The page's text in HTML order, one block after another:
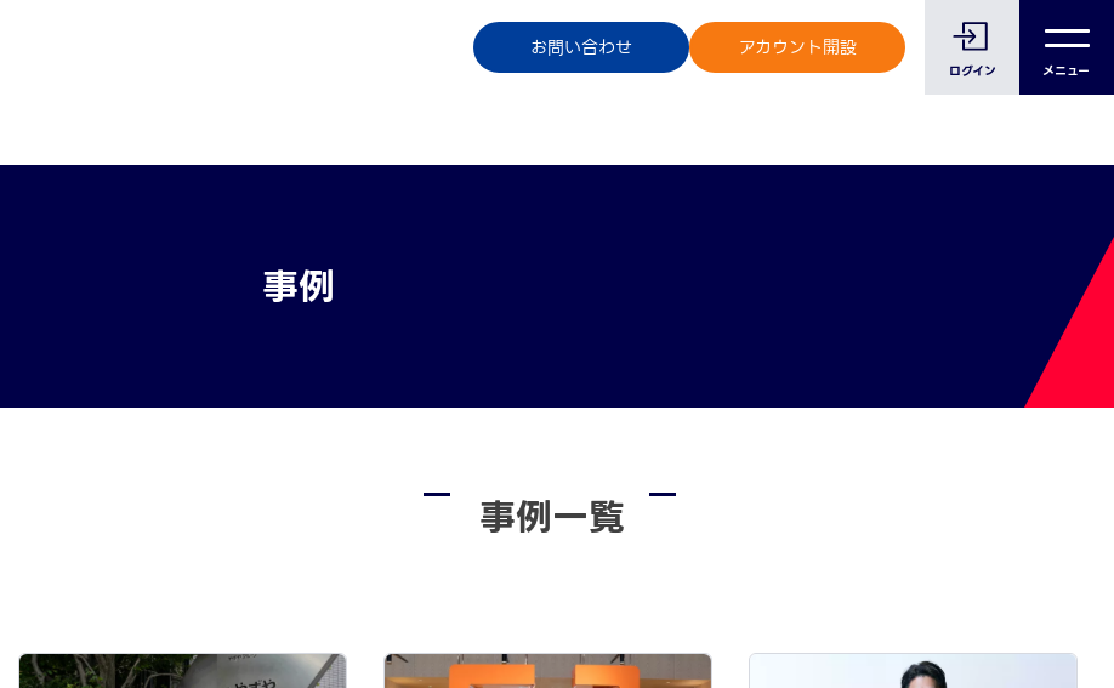
お問い合わせ アカウント開設
ログイン メニュー
ご利用中のお客様へ
事例
事例一覧